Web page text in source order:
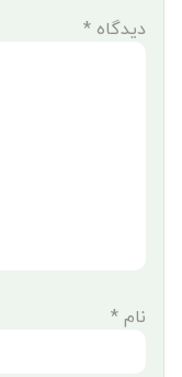
دیدگاه *
نام *